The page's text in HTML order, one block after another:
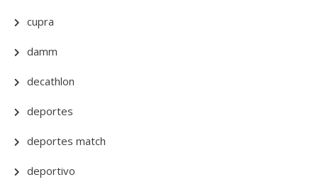
cupra
damm
decathlon
deportes
deportes match
deportivo